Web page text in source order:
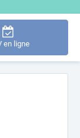
en ligne